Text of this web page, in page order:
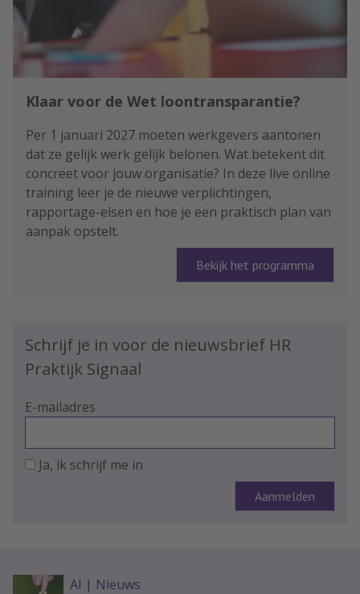
Klaar voor de Wet loontransparantie?
Per 1 januari 2027 moeten werkgevers aantonen
dat ze gelijk werk gelijk belonen. Wat betekent dit
concreet voor jouw organisatie? In deze live online
training leer je de nieuwe verplichtingen,
rapportage-eisen en hoe je een praktisch plan van
aanpak opstelt.
Bekijk het programma
Schrijf je in voor de nieuwsbrief HR
Praktijk Signaal
E-mailadres
Ja, ik schrijf me in
AI | Nieuws